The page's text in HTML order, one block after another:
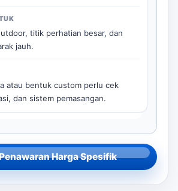
titik perhatian besar, dan
jauh.
atau bentuk custom perlu cek
dan sistem pemasangan.
Harga Spesifik